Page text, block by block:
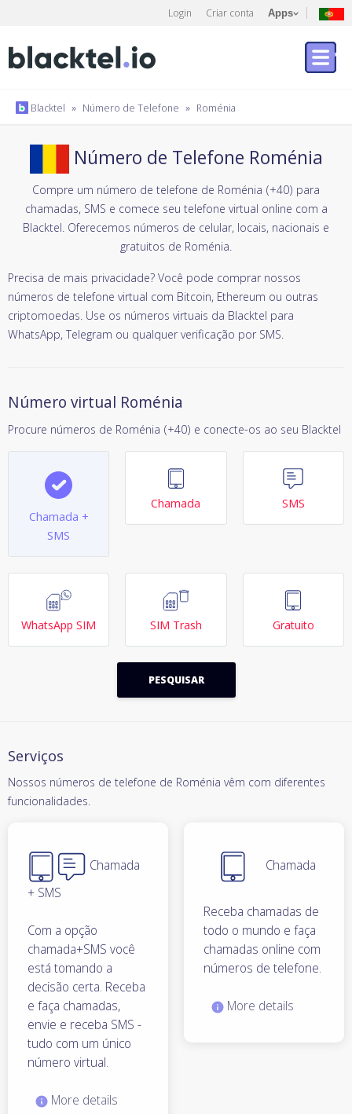
Login Criar conta Apps
Blacktel » Número de Telefone » Roménia
Número de Telefone Roménia
Compre um número de telefone de Roménia (+40) para
chamadas, SMS e comece seu telefone virtual online com a
Blacktel. Oferecemos números de celular, locais, nacionais e
gratuitos de Roménia.
Precisa de mais privacidade? Você pode comprar nossos
números de telefone virtual com Bitcoin, Ethereum ou outras
criptomoedas. Use os números virtuais da Blacktel para
WhatsApp, Telegram ou qualquer verificação por SMS.
Número virtual Roménia
Procure números de Roménia (+40) e conecte-os ao seu Blacktel
Chamada +
SMS
Chamada SMS
WhatsApp SIM SIM Trash Gratuito
PESQUISAR
Serviços
Nossos números de telefone de Roménia vêm com diferentes
funcionalidades.
Chamada
+ SMS
Com a opção
chamada+SMS você
está tomando a
decisão certa. Receba
e faça chamadas,
envie e receba SMS -
tudo com um único
número virtual.
More details
Chamada
Receba chamadas de
todo o mundo e faça
chamadas online com
números de telefone.
More details